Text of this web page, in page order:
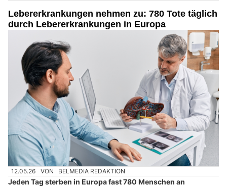
Lebererkrankungen nehmen zu: 780 Tote täglich
durch Lebererkrankungen in Europa
12.05.26 VON BELMEDIA REDAKTION
Jeden Tag sterben in Europa fast 780 Menschen an